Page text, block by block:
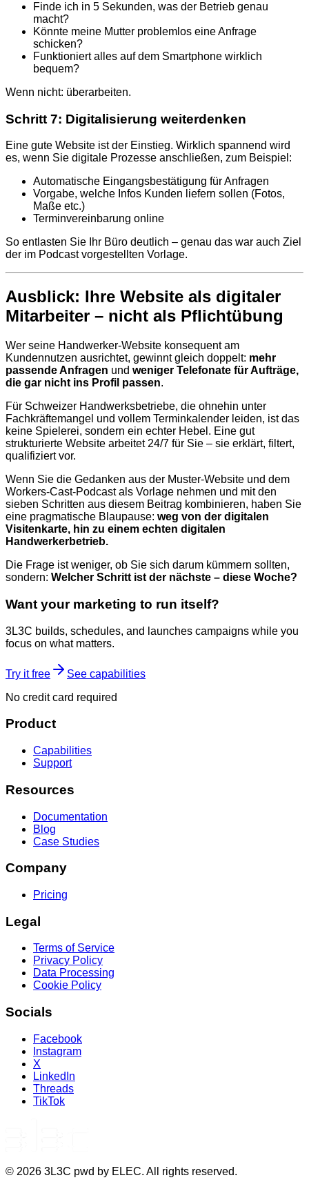
Finde ich in 5 Sekunden, was der Betrieb genau
macht?
Könnte meine Mutter problemlos eine Anfrage
schicken?
Funktioniert alles auf dem Smartphone wirklich
bequem?
Wenn nicht: überarbeiten.
Schritt 7: Digitalisierung weiterdenken
Eine gute Website ist der Einstieg. Wirklich spannend wird
es, wenn Sie digitale Prozesse anschließen, zum Beispiel:
Automatische Eingangsbestätigung für Anfragen
Vorgabe, welche Infos Kunden liefern sollen (Fotos,
Maße etc.)
Terminvereinbarung online
So entlasten Sie Ihr Büro deutlich – genau das war auch Ziel
der im Podcast vorgestellten Vorlage.
Ausblick: Ihre Website als digitaler
Mitarbeiter – nicht als Pflichtübung
Wer seine Handwerker-Website konsequent am
Kundennutzen ausrichtet, gewinnt gleich doppelt: mehr
passende Anfragen und weniger Telefonate für Aufträge,
die gar nicht ins Profil passen.
Für Schweizer Handwerksbetriebe, die ohnehin unter
Fachkräftemangel und vollem Terminkalender leiden, ist das
keine Spielerei, sondern ein echter Hebel. Eine gut
strukturierte Website arbeitet 24/7 für Sie – sie erklärt, filtert,
qualifiziert vor.
Wenn Sie die Gedanken aus der Muster-Website und dem
Workers-Cast-Podcast als Vorlage nehmen und mit den
sieben Schritten aus diesem Beitrag kombinieren, haben Sie
eine pragmatische Blaupause: weg von der digitalen
Visitenkarte, hin zu einem echten digitalen
Handwerkerbetrieb.
Die Frage ist weniger, ob Sie sich darum kümmern sollten,
sondern: Welcher Schritt ist der nächste – diese Woche?
Want your marketing to run itself?
3L3C builds, schedules, and launches campaigns while you
focus on what matters.
Try it free
See capabilities
No credit card required
Product
Capabilities
Support
Resources
Documentation
Blog
Case Studies
Company
Pricing
Legal
Terms of Service
Privacy Policy
Data Processing
Cookie Policy
Socials
Facebook
Instagram
X
LinkedIn
Threads
TikTok
© 2026 3L3C pwd by ELEC. All rights reserved.